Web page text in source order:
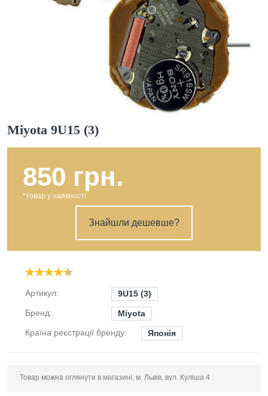
Miyota 9U15 (3)
850 грн.
*товар у наявності.
Знайшли дешевше?
Артикул:
9U15 (3)
Бренд:
Miyota
Країна реєстрації бренду:
Японія
Товар можна оглянути в магазині: м. Львів, вул. Куліша 4